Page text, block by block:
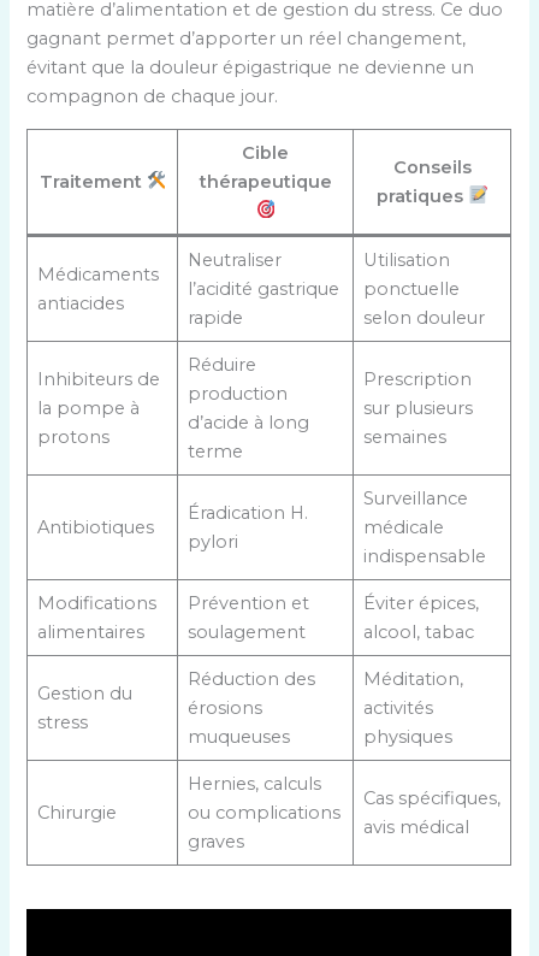
matière d’alimentation et de gestion du stress. Ce duo
gagnant permet d’apporter un réel changement,
évitant que la douleur épigastrique ne devienne un
compagnon de chaque jour.
Traitement
Cible
thérapeutique
Conseils
pratiques
Médicaments
antiacides
Neutraliser
l’acidité gastrique
rapide
Utilisation
ponctuelle
selon douleur
Inhibiteurs de
la pompe à
protons
Réduire
production
d’acide à long
terme
Prescription
sur plusieurs
semaines
Antibiotiques
Éradication H.
pylori
Surveillance
médicale
indispensable
Modifications
alimentaires
Prévention et
soulagement
Éviter épices,
alcool, tabac
Gestion du
stress
Réduction des
érosions
muqueuses
Méditation,
activités
physiques
Chirurgie
Hernies, calculs
ou complications
graves
Cas spécifiques,
avis médical